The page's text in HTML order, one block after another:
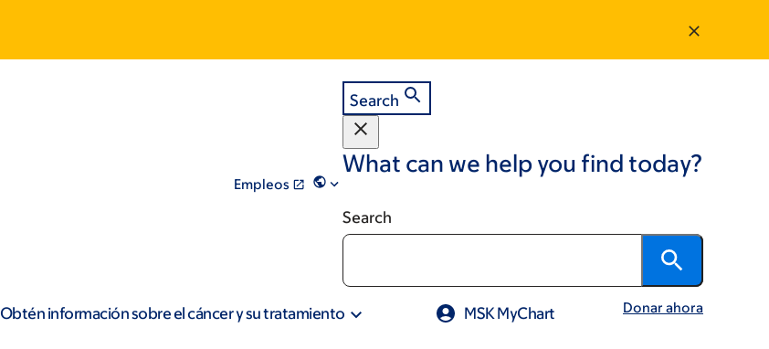
Empleos
Search
What can we help you find today?
Search
Obtén información sobre el cáncer y su tratamiento MSK MyChart Donar ahora